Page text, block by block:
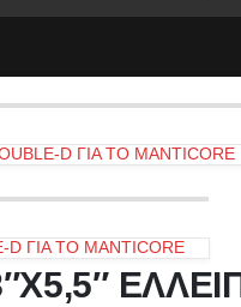
D ΓΙΑ ΤΟ MANTICORE
ΓΙΑ ΤΟ MANTICORE